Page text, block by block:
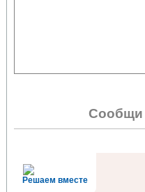
Сообщи
Решаем вместе